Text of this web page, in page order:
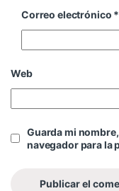
Correo electrónico *
Web
Guarda mi
navegador para la